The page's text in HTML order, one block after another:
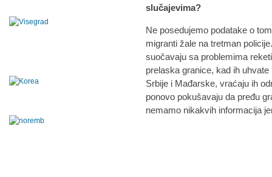
slučajevima?
Ne posedujemo podatake o
migranti žale na tretman
suočavaju sa problemima
prelaska granice, kad ih
Srbije i Mađarske, vraćaju ih
ponovo pokušavaju da pređu
nemamo nikakvih informacija